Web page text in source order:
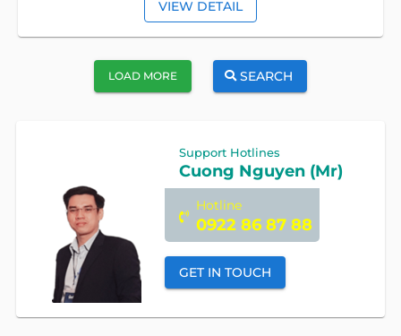
VIEW DETAIL
LOAD MORE SEARCH
Support Hotlines
Cuong Nguyen (Mr)
Hotline
0922 86 87 88
GET IN TOUCH